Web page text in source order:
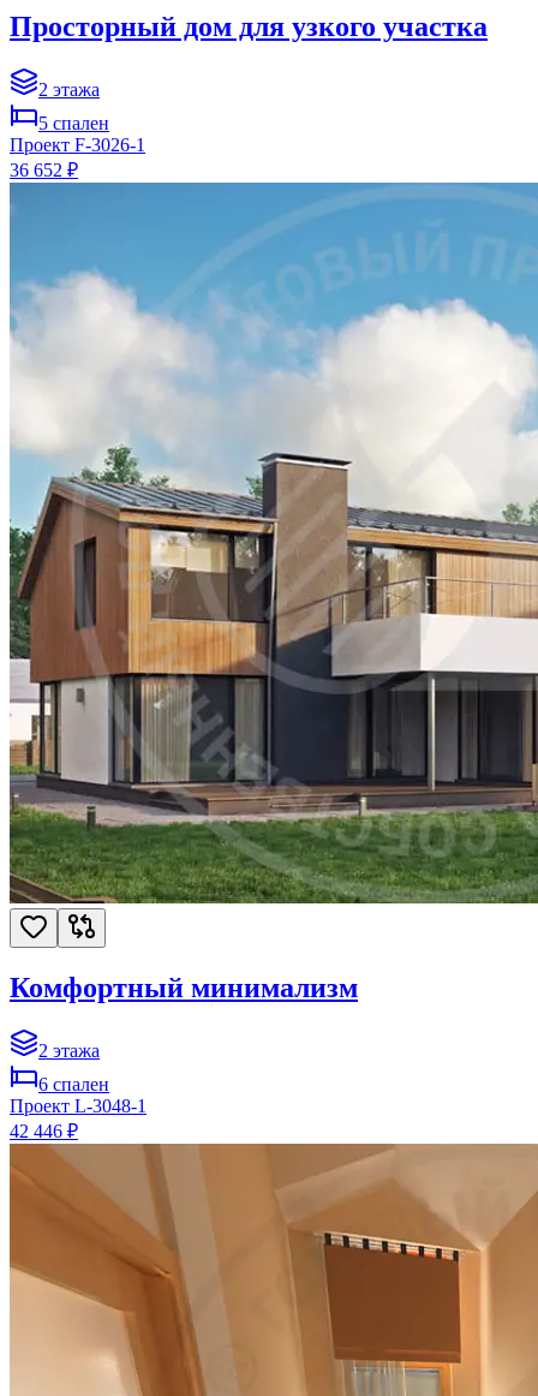
Просторный дом для узкого участка
2 этажа
5 спален
Проект F-3026-1
36 652 ₽
Комфортный минимализм
2 этажа
6 спален
Проект L-3048-1
42 446 ₽